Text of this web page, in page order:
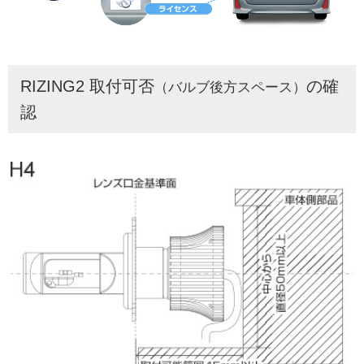
RIZING2 取付可否 （バルブ後方スペース） の確
認